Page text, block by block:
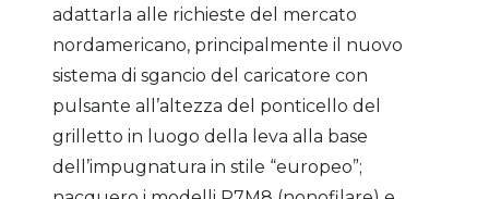
adattarla alle richieste del mercato
nordamericano, principalmente il nuovo
sistema di sgancio del caricatore con
pulsante all’altezza del ponticello del
grilletto in luogo della leva alla base
dell’impugnatura in stile “europeo”;